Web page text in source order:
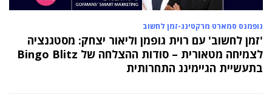
גופמנס סמארט מרקטינג-זמן לחשוב
'זמן לחשוב' עם רוית גופמן וליאור יצחק: מסטגנציה
לצמיחה מטאורית – סודות ההצלחה של Bingo Blitz
בתעשיית הגיימינג התחרותית